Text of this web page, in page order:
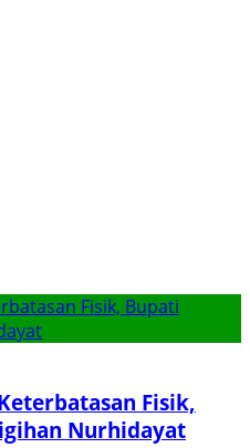
Fisik,
Nurhidayat